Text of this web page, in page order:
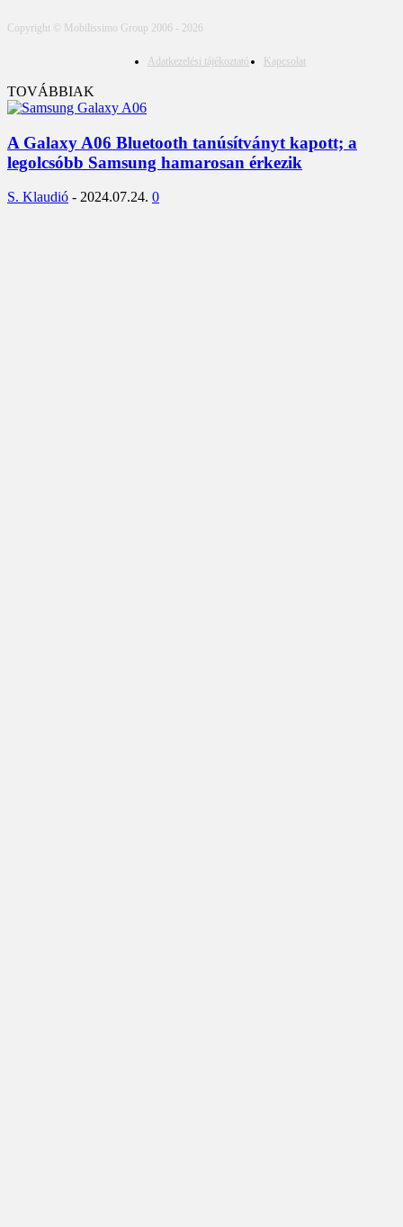
Copyright © Mobilissimo Group 2006 - 2026
Adatkezelési tájékoztató Kapcsolat
TOVÁBBIAK
A Galaxy A06 Bluetooth tanúsítványt kapott; a
legolcsóbb Samsung hamarosan érkezik
S. Klaudió - 2024.07.24. 0